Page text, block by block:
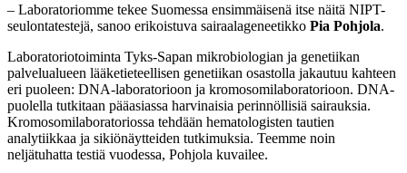
– Laboratoriomme tekee Suomessa ensimmäisenä itse näitä NIPT-
seulontatestejä, sanoo erikoistuva sairaalageneetikko Pia Pohjola.
Laboratoriotoiminta Tyks-Sapan mikrobiologian ja genetiikan
palvelualueen lääketieteellisen genetiikan osastolla jakautuu kahteen
eri puoleen: DNA-laboratorioon ja kromosomilaboratorioon. DNA-
puolella tutkitaan pääasiassa harvinaisia perinnöllisiä sairauksia.
Kromosomilaboratoriossa tehdään hematologisten tautien
analytiikkaa ja sikiönäytteiden tutkimuksia. Teemme noin
neljätuhatta testiä vuodessa, Pohjola kuvailee.